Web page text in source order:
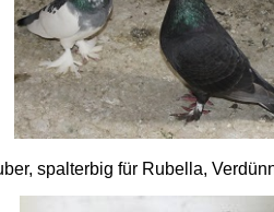
spalterbig für Rubella,